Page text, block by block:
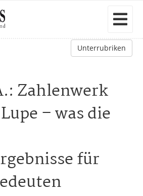
Unterrubriken
Zahlenwerk
– was die
für